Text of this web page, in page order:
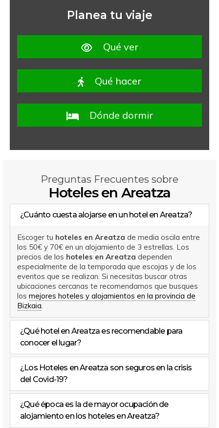
Planea tu viaje
Qué ver
Qué hacer
Dónde dormir
Preguntas Frecuentes sobre
Hoteles en Areatza
¿Cuánto cuesta alojarse en un hotel en Areatza?
Escoger tu hoteles en Areatza de media oscila entre
los 50€ y 70€ en un alojamiento de 3 estrellas. Los
precios de los hoteles en Areatza dependen
especialmente de la temporada que escojas y de los
eventos que se realizan. Si necesitas buscar otras
ubicaciones cercanas te recomendamos que busques
los mejores hoteles y alojamientos en la provincia de
Bizkaia
¿Qué hotel en Areatza es recomendable para
conocer el lugar?
¿Los Hoteles en Areatza son seguros en la crisis
del Covid-19?
¿Qué época es la de mayor ocupación de
alojamiento en los hoteles en Areatza?